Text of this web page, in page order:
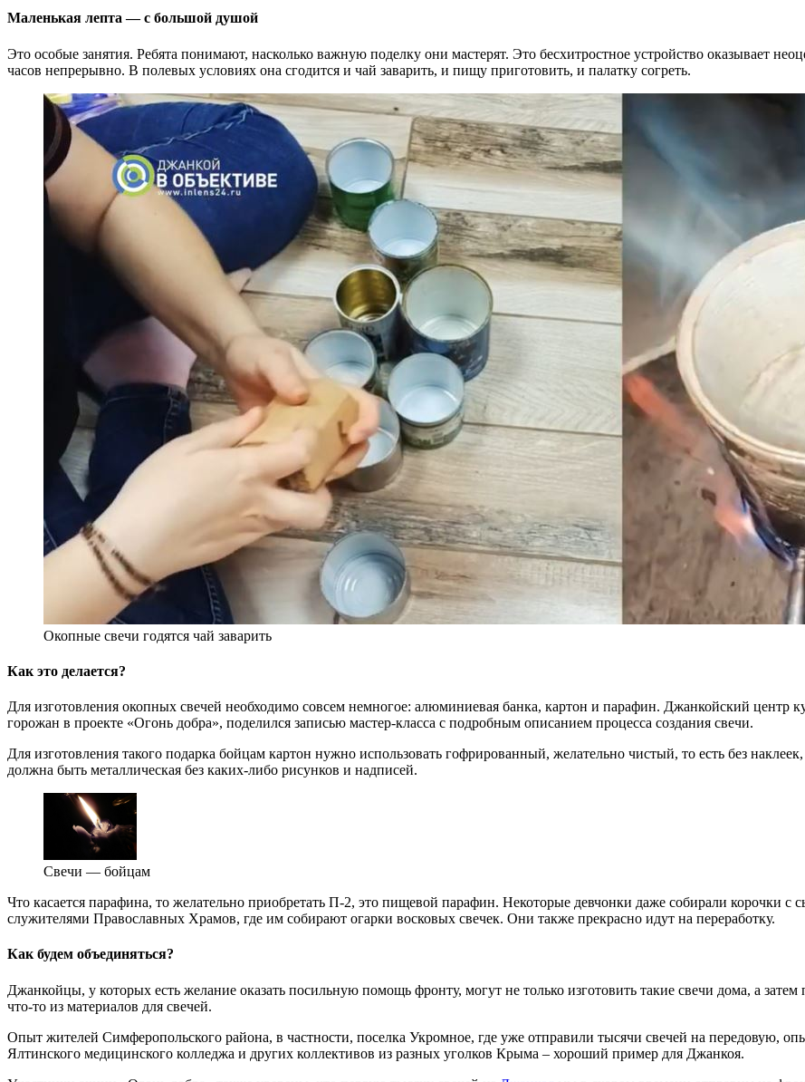
Маленькая лепта — с большой душой
Это особые занятия. Ребята понимают, насколько важную поделку они мастерят. Это бесхитростное устройство оказывает
часов непрерывно. В полевых условиях она сгодится и чай заварить, и пищу приготовить, и палатку согреть.
Окопные свечи годятся чай заварить
Как это делается?
Для изготовления окопных свечей необходимо совсем немногое: алюминиевая банка, картон и парафин. Джанкойский центр
горожан в проекте «Огонь добра», поделился записью мастер-класса с подробным описанием процесса создания свечи.
Для изготовления такого подарка бойцам картон нужно использовать гофрированный, желательно чистый, то есть без
должна быть металлическая без каких-либо рисунков и надписей.
Свечи — бойцам
Что касается парафина, то желательно приобретать П-2, это пищевой парафин. Некоторые девчонки даже собирали корочки
служителями Православных Храмов, где им собирают огарки восковых свечек. Они также прекрасно идут на переработку.
Как будем объединяться?
Джанкойцы, у которых есть желание оказать посильную помощь фронту, могут не только изготовить такие свечи дома, а
что-то из материалов для свечей.
Опыт жителей Симферопольского района, в частности, поселка Укромное, где уже отправили тысячи свечей на передовую,
Ялтинского медицинского колледжа и других коллективов из разных уголков Крыма – хороший пример для Джанкоя.